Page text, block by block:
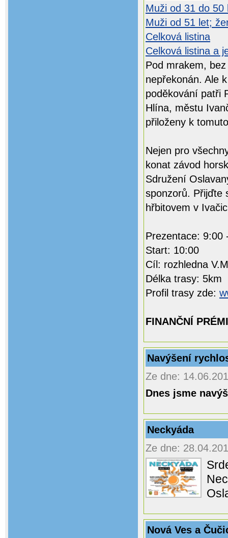
Muži od 31 do 50
Muži od 51 let;
Celková listina
Celková listina a
Pod mrakem,
nepřekonán. Ale
poděkování patři
Hlína, městu
přiloženy k
Nejen pro
konat závod
Sdružení
sponzorů. Přijďte
hřbitovem v
Prezentace: 9:00
Start: 10:00
Cíl: rozhledna
Délka trasy: 5km
Profil trasy zde:
FINANČNÍ
Navýšení
Ze dne:
Dnes jsme
Neckyáda
Ze dne:
Nová Ves a